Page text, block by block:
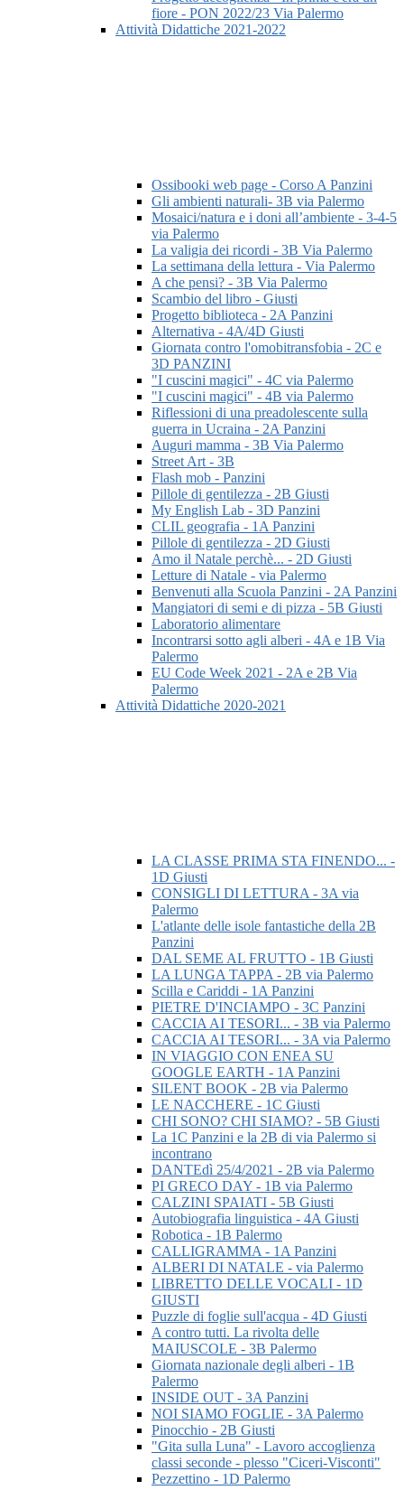
fiore - PON 2022/23 Via Palermo
Attività Didattiche 2021-2022
Ossibooki web page - Corso A Panzini
Gli ambienti naturali- 3B via Palermo
Mosaici/natura e i doni all’ambiente - 3-4-5
via Palermo
La valigia dei ricordi - 3B Via Palermo
La settimana della lettura - Via Palermo
A che pensi? - 3B Via Palermo
Scambio del libro - Giusti
Progetto biblioteca - 2A Panzini
Alternativa - 4A/4D Giusti
Giornata contro l'omobitransfobia - 2C e
3D PANZINI
"I cuscini magici" - 4C via Palermo
"I cuscini magici" - 4B via Palermo
Riflessioni di una preadolescente sulla
guerra in Ucraina - 2A Panzini
Auguri mamma - 3B Via Palermo
Street Art - 3B
Flash mob - Panzini
Pillole di gentilezza - 2B Giusti
My English Lab - 3D Panzini
CLIL geografia - 1A Panzini
Pillole di gentilezza - 2D Giusti
Amo il Natale perchè... - 2D Giusti
Letture di Natale - via Palermo
Benvenuti alla Scuola Panzini - 2A Panzini
Mangiatori di semi e di pizza - 5B Giusti
Laboratorio alimentare
Incontrarsi sotto agli alberi - 4A e 1B Via
Palermo
EU Code Week 2021 - 2A e 2B Via
Palermo
Attività Didattiche 2020-2021
LA CLASSE PRIMA STA FINENDO... -
1D Giusti
CONSIGLI DI LETTURA - 3A via
Palermo
L'atlante delle isole fantastiche della 2B
Panzini
DAL SEME AL FRUTTO - 1B Giusti
LA LUNGA TAPPA - 2B via Palermo
Scilla e Cariddi - 1A Panzini
PIETRE D'INCIAMPO - 3C Panzini
CACCIA AI TESORI... - 3B via Palermo
CACCIA AI TESORI... - 3A via Palermo
IN VIAGGIO CON ENEA SU
GOOGLE EARTH - 1A Panzini
SILENT BOOK - 2B via Palermo
LE NACCHERE - 1C Giusti
CHI SONO? CHI SIAMO? - 5B Giusti
La 1C Panzini e la 2B di via Palermo si
incontrano
DANTEdì 25/4/2021 - 2B via Palermo
PI GRECO DAY - 1B via Palermo
CALZINI SPAIATI - 5B Giusti
Autobiografia linguistica - 4A Giusti
Robotica - 1B Palermo
CALLIGRAMMA - 1A Panzini
ALBERI DI NATALE - via Palermo
LIBRETTO DELLE VOCALI - 1D
GIUSTI
Puzzle di foglie sull'acqua - 4D Giusti
A contro tutti. La rivolta delle
MAIUSCOLE - 3B Palermo
Giornata nazionale degli alberi - 1B
Palermo
INSIDE OUT - 3A Panzini
NOI SIAMO FOGLIE - 3A Palermo
Pinocchio - 2B Giusti
"Gita sulla Luna" - Lavoro accoglienza
classi seconde - plesso "Ciceri-Visconti"
Pezzettino - 1D Palermo